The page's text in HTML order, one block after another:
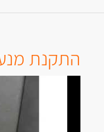
התקנת